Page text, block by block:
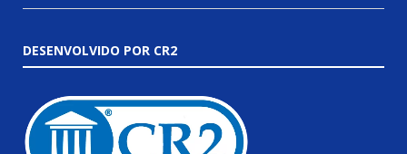
DESENVOLVIDO POR CR2